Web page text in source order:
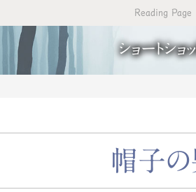
Reading Page
ショートショッ
帽子の